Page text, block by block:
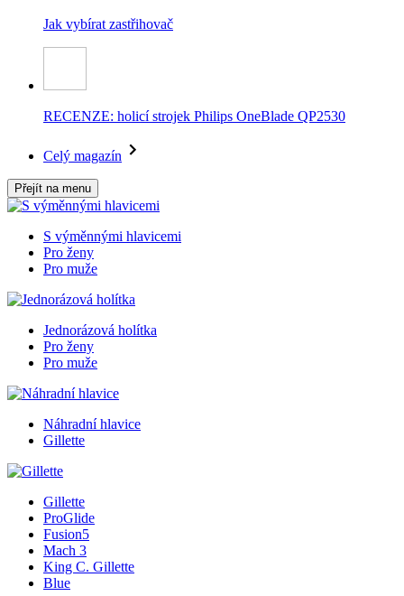
Jak vybírat zastřihovač
RECENZE: holicí strojek Philips OneBlade QP2530
Celý magazín
Přejít na menu
S výměnnými hlavicemi
Pro ženy
Pro muže
Jednorázová holítka
Pro ženy
Pro muže
Náhradní hlavice
Gillette
Gillette
ProGlide
Fusion5
Mach 3
King C. Gillette
Blue